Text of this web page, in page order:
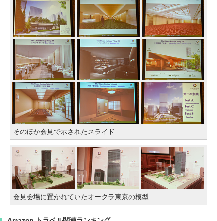
そのほか会見で示されたスライド
会見会場に置かれていたオークラ東京の模型